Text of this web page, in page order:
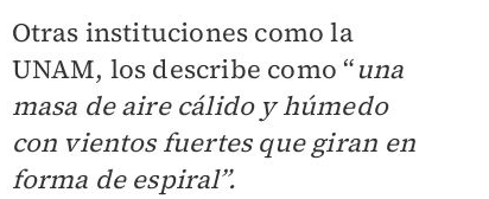
Otras instituciones como la
UNAM, los describe como “una
masa de aire cálido y húmedo
con vientos fuertes que giran en
forma de espiral”.